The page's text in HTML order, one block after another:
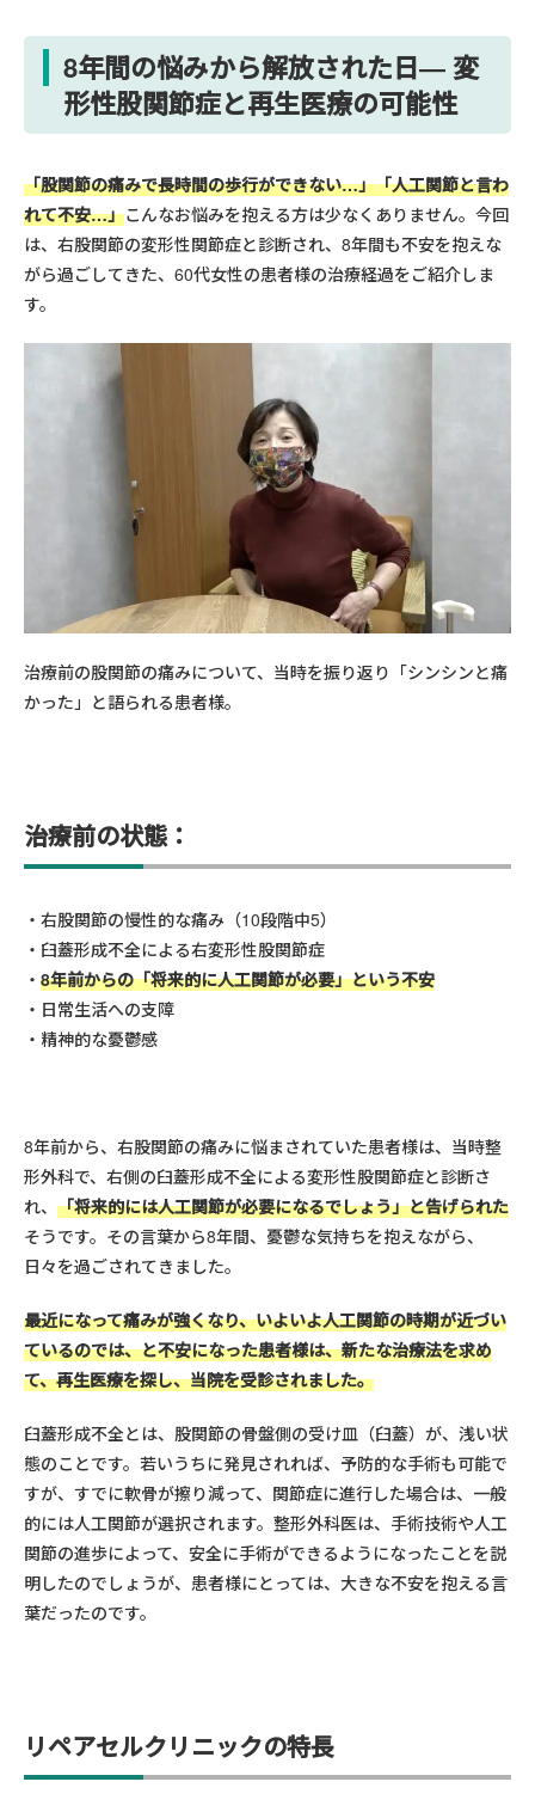
8年間の悩みから解放された日― 変
形性股関節症と再生医療の可能性
「股関節の痛みで長時間の歩行ができない…」「人工関節と言わ
れて不安…」こんなお悩みを抱える方は少なくありません。今回
は、右股関節の変形性関節症と診断され、8年間も不安を抱えな
がら過ごしてきた、60代女性の患者様の治療経過をご紹介しま
す。
治療前の股関節の痛みについて、当時を振り返り「シンシンと痛
かった」と語られる患者様。
治療前の状態：
右股関節の慢性的な痛み（10段階中5）
臼蓋形成不全による右変形性股関節症
8年前からの「将来的に人工関節が必要」という不安
日常生活への支障
精神的な憂鬱感
8年前から、右股関節の痛みに悩まされていた患者様は、当時整
形外科で、右側の臼蓋形成不全による変形性股関節症と診断さ
れ、 「将来的には人工関節が必要になるでしょう」と告げられた
そうです。その言葉から8年間、憂鬱な気持ちを抱えながら、
日々を過ごされてきました。
最近になって痛みが強くなり、いよいよ人工関節の時期が近づい
ているのでは、と不安になった患者様は、新たな治療法を求め
て、再生医療を探し、当院を受診されました。
臼蓋形成不全とは、股関節の骨盤側の受け皿（臼蓋）が、浅い状
態のことです。若いうちに発見されれば、予防的な手術も可能で
すが、すでに軟骨が擦り減って、関節症に進行した場合は、一般
的には人工関節が選択されます。整形外科医は、手術技術や人工
関節の進歩によって、安全に手術ができるようになったことを説
明したのでしょうが、患者様にとっては、大きな不安を抱える言
葉だったのです。
リペアセルクリニックの特長